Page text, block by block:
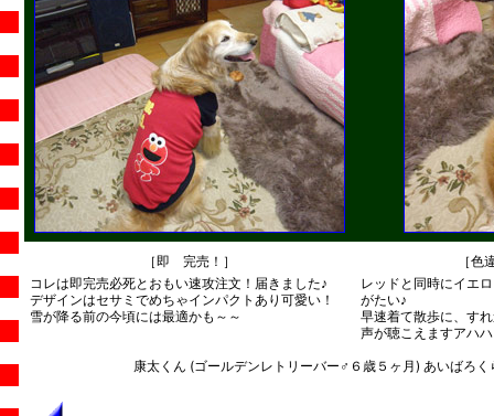
［即 完売！］
コレは即完売必死とおもい速攻注文！届きました♪
デザインはセサミでめちゃインパクトあり可愛い！
雪が降る前の今頃には最適かも～～
［色
レッドと同時にイエ
がたい♪
早速着て散歩に、すれ
声が聴こえますアハハ
康太くん (ゴールデンレトリーバー♂６歳５ヶ月) あいばろく